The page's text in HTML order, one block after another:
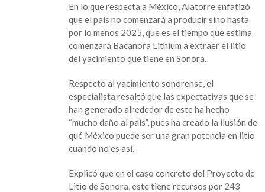
En lo que respecta a México, Alatorre enfatizó
que el país no comenzará a producir sino hasta
por lo menos 2025, que es el tiempo que estima
comenzará Bacanora Lithium a extraer el litio
del yacimiento que tiene en Sonora.
Respecto al yacimiento sonorense, el
especialista resaltó que las expectativas que se
han generado alrededor de este ha hecho
“mucho daño al país”, pues ha creado la ilusión de
qué México puede ser una gran potencia en litio
cuando no es así.
Explicó que en el caso concreto del Proyecto de
Litio de Sonora, este tiene recursos por 243